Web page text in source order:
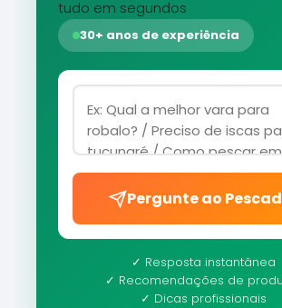
tudo em segundos
30+ anos de experiência
Pergunte ao
✓ Resposta instantânea
✓ Recomendações de
✓ Dicas profissionais